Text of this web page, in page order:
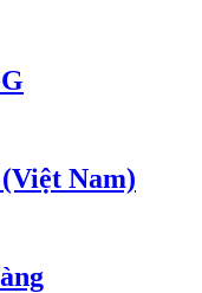
Nam)